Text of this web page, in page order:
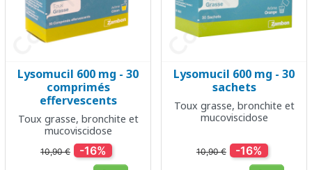
Lysomucil 600 mg - 30
comprimés
effervescents
Toux grasse, bronchite et
mucoviscidose
10,90 € -16%
Lysomucil 600 mg - 30
sachets
Toux grasse, bronchite et
mucoviscidose
10,90 € -16%